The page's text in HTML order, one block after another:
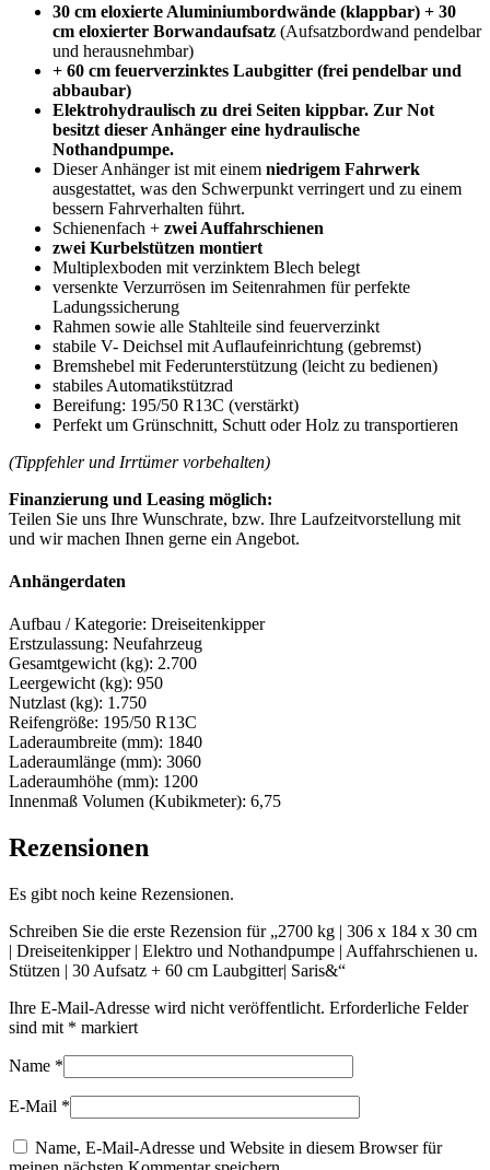
Dreiseitenkipper
Elektro
Nothandpumpe
Auffahrschienen
Stützen
Aufsatz
Laubgitter|
Saris&
Menge
30 cm eloxierte Aluminiumbordwände (klappbar) + 30
cm eloxierter Borwandaufsatz (Aufsatzbordwand pendelbar
und herausnehmbar)
+ 60 cm feuerverzinktes Laubgitter (frei pendelbar und
abbaubar)
Elektrohydraulisch zu drei Seiten kippbar. Zur Not
besitzt dieser Anhänger eine hydraulische
Nothandpumpe.
Dieser Anhänger ist mit einem niedrigem Fahrwerk
ausgestattet, was den Schwerpunkt verringert und zu einem
bessern Fahrverhalten führt.
Schienenfach + zwei Auffahrschienen
zwei Kurbelstützen montiert
Multiplexboden mit verzinktem Blech belegt
versenkte Verzurrösen im Seitenrahmen für perfekte
Ladungssicherung
Rahmen sowie alle Stahlteile sind feuerverzinkt
stabile V- Deichsel mit Auflaufeinrichtung (gebremst)
Bremshebel mit Federunterstützung (leicht zu bedienen)
stabiles Automatikstützrad
Bereifung: 195/50 R13C (verstärkt)
Perfekt um Grünschnitt, Schutt oder Holz zu transportieren
(Tippfehler und Irrtümer vorbehalten)
Finanzierung und Leasing möglich:
Teilen Sie uns Ihre Wunschrate, bzw. Ihre Laufzeitvorstellung mit
und wir machen Ihnen gerne ein Angebot.
Anhängerdaten
Aufbau / Kategorie: Dreiseitenkipper
Erstzulassung: Neufahrzeug
Gesamtgewicht (kg): 2.700
Leergewicht (kg): 950
Nutzlast (kg): 1.750
Reifengröße: 195/50 R13C
Laderaumbreite (mm): 1840
Laderaumlänge (mm): 3060
Laderaumhöhe (mm): 1200
Innenmaß Volumen (Kubikmeter): 6,75
Rezensionen
Es gibt noch keine Rezensionen.
Schreiben Sie die erste Rezension für „2700 kg | 306 x 184 x 30 cm
| Dreiseitenkipper | Elektro und Nothandpumpe | Auffahrschienen u.
Stützen | 30 Aufsatz + 60 cm Laubgitter| Saris&“
Ihre E-Mail-Adresse wird nicht veröffentlicht. Erforderliche Felder
sind mit * markiert
Name *
E-Mail *
Name, E-Mail-Adresse und Website in diesem Browser für